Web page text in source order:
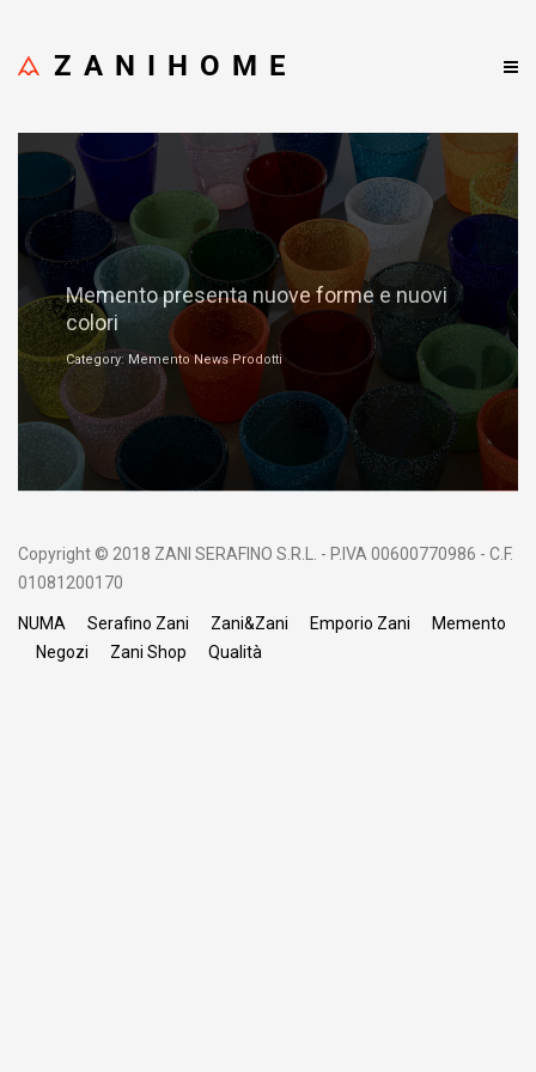
ZANIHOME
Gennaio 31, 2024
Memento presenta nuove forme e nuovi
colori
Category: Memento News Prodotti
Copyright © 2018 ZANI SERAFINO S.R.L. - P.IVA 00600770986 - C.F.
01081200170
NUMA Serafino Zani Zani&Zani Emporio Zani
Memento
Negozi
Zani Shop Qualità